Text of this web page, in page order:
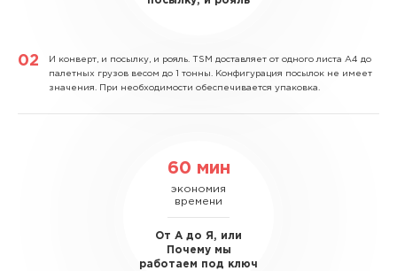
И конверт, и посылку, и рояль. TSM доставляет от одного листа А4 до
палетных грузов весом до 1 тонны. Конфигурация посылок не имеет
значения. При необходимости обеспечивается упаковка.
60 мин
экономия
времени
От А до Я, или
Почему мы
работаем под ключ